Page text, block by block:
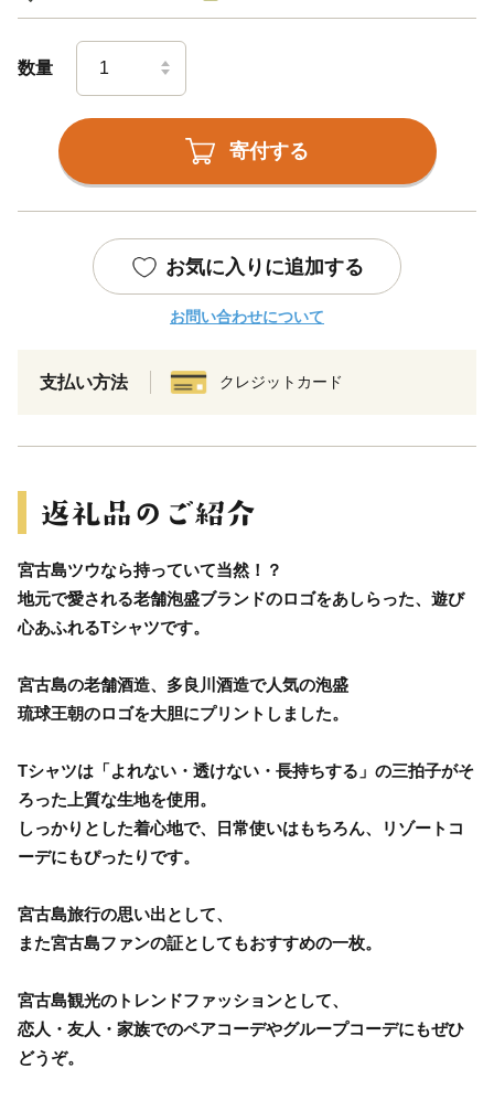
数量
寄付する
お気に入りに追加する
お問い合わせについて
支払い方法 クレジットカード
宮古島ツウなら持っていて当然！？
地元で愛される老舗泡盛ブランドのロゴをあしらった、遊び
心あふれるTシャツです。
宮古島の老舗酒造、多良川酒造で人気の泡盛
琉球王朝のロゴを大胆にプリントしました。
Tシャツは「よれない・透けない・長持ちする」の三拍子がそ
ろった上質な生地を使用。
しっかりとした着心地で、日常使いはもちろん、リゾートコ
ーデにもぴったりです。
宮古島旅行の思い出として、
また宮古島ファンの証としてもおすすめの一枚。
宮古島観光のトレンドファッションとして、
恋人・友人・家族でのペアコーデやグループコーデにもぜひ
どうぞ。